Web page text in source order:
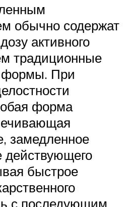
обычно содержат
активного
традиционные
формы. При
форма
замедленное
быстрое
с последующим